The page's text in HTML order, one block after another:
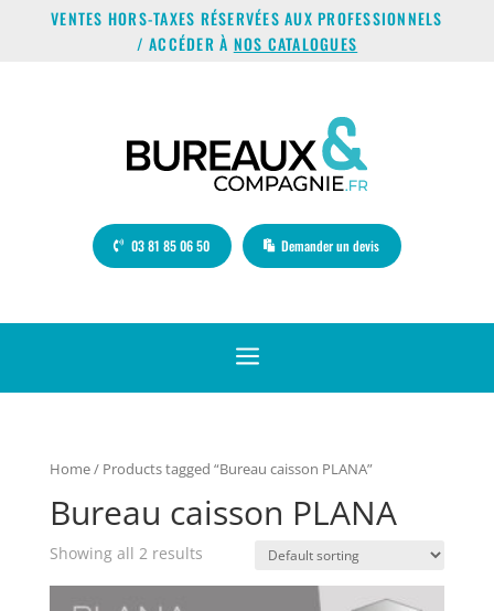
VENTES HORS-TAXES RÉSERVÉES AUX PROFESSIONNELS
/ ACCÉDER À NOS CATALOGUES
03 81 85 06 50 Demander un devis
a
Home/ Products tagged “Bureau caisson PLANA”
Bureau caisson PLANA
Showing all 2 results